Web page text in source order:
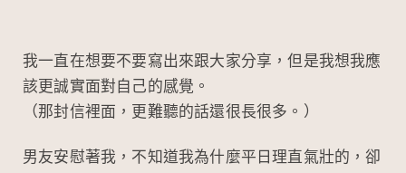
我一直在想要不要寫出來跟大家分享，但是我想我應
該更誠實面對自己的感覺。
（那封信裡面，更難聽的話還很長很多。）
男友安慰著我，不知道我為什麼平日理直氣壯的，卻